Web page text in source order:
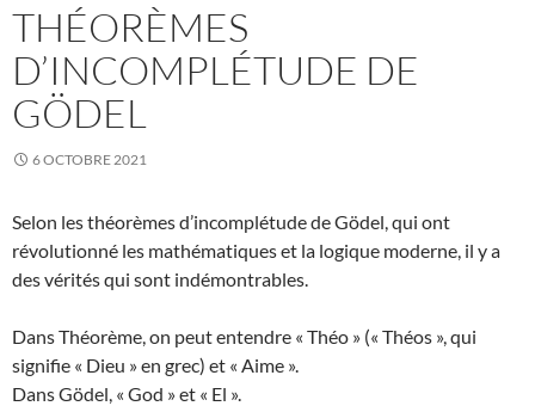
THÉORÈMES
D’INCOMPLÉTUDE DE
GÖDEL
6 OCTOBRE 2021
Selon les théorèmes d’incomplétude de Gödel, qui ont
révolutionné les mathématiques et la logique moderne, il y a
des vérités qui sont indémontrables.
Dans Théorème, on peut entendre « Théo » (« Théos », qui
signifie « Dieu » en grec) et « Aime ».
Dans Gödel, « God » et « El ».